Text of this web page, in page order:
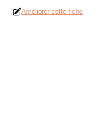
Améliorer cette fiche